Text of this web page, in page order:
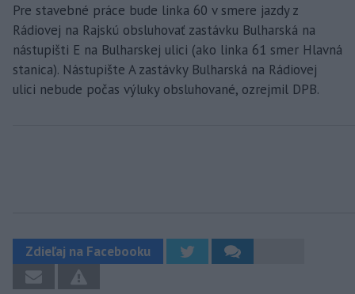
Pre stavebné práce bude linka 60 v smere jazdy z
Rádiovej na Rajskú obsluhovať zastávku Bulharská na
nástupišti E na Bulharskej ulici (ako linka 61 smer Hlavná
stanica). Nástupište A zastávky Bulharská na Rádiovej
ulici nebude počas výluky obsluhované, ozrejmil DPB.
Zdieľaj na Facebooku